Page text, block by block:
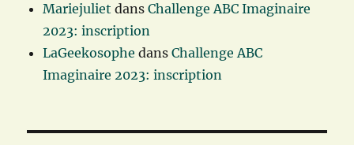
Mariejuliet dansChallenge ABC Imaginaire
2023: inscription
LaGeekosophe dansChallenge ABC
Imaginaire 2023: inscription